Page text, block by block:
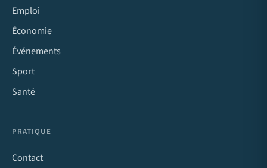
Emploi
Économie
Événements
Sport
Santé
PRATIQUE
Contact